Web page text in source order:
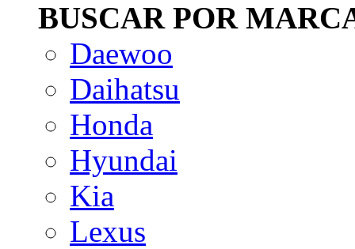
BUSCAR POR
Daewoo
Daihatsu
Honda
Hyundai
Kia
Lexus